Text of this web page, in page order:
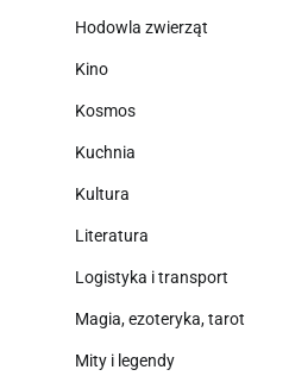
Hodowla zwierząt
Kino
Kosmos
Kuchnia
Kultura
Literatura
Logistyka i transport
Magia, ezoteryka, tarot
Mity i legendy